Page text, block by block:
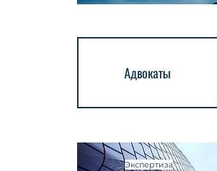
Адвокаты
Экспертиза